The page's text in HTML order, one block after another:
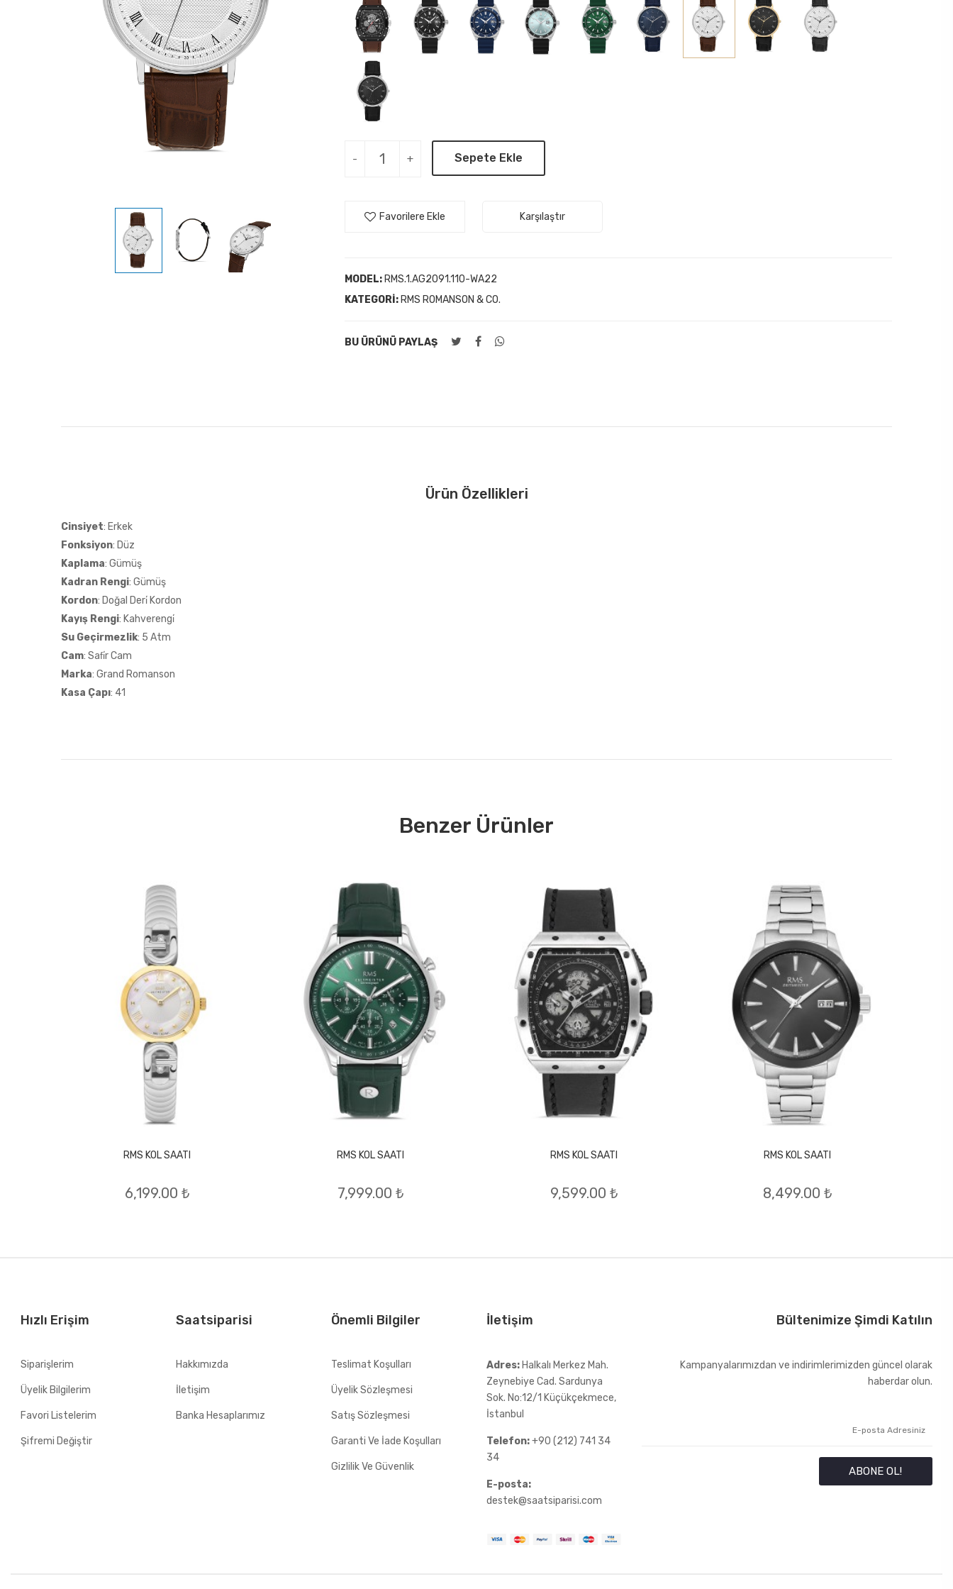
- + Sepete Ekle
Favorilere Ekle Karşılaştır
MODEL: RMS.1.AG2091.110-WA22
KATEGORI: RMS ROMANSON & CO.
BU ÜRÜNÜ PAYLAŞ
Ürün Özellikleri
Cinsiyet: Erkek
Fonksiyon: Düz
Kaplama: Gümüş
Kadran Rengi: Gümüş
Kordon: Doğal Deri̇ Kordon
Kayış Rengi: Kahverengi̇
Su Geçirmezlik: 5 Atm
Cam: Safi̇r Cam
Marka: Grand Romanson
Kasa Çapı: 41
Benzer Ürünler
RMS KOL SAATI
6,199.00 ₺
RMS KOL SAATI
7,999.00 ₺
RMS KOL SAATI
9,599.00 ₺
RMS KOL SAATI
8,499.00 ₺
Hızlı Erişim
Siparişlerim
Üyelik Bilgilerim
Favori Listelerim
Şifremi Değiştir
Saatsiparisi
Hakkımızda
İletişim
Banka Hesaplarımız
Önemli Bilgiler
Teslimat Koşulları
Üyelik Sözleşmesi
Satış Sözleşmesi
Garanti Ve İade Koşulları
Gizlilik Ve Güvenlik
İletişim
Adres:Halkalı Merkez Mah.
Zeynebiye Cad. Sardunya
Sok. No:12/1 Küçükçekmece,
İstanbul
Telefon:+90 (212) 741 34
34
E-posta:
destek@saatsiparisi.com
Bültenimize Şimdi Katılın
Kampanyalarımızdan ve indirimlerimizden güncel olarak
haberdar olun.
ABONE OL!